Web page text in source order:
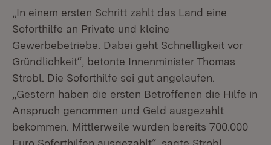
„In einem ersten Schritt zahlt das Land eine
Soforthilfe an Private und kleine
Gewerbebetriebe. Dabei geht Schnelligkeit vor
Gründlichkeit“, betonte Innenminister Thomas
Strobl. Die Soforthilfe sei gut angelaufen.
„Gestern haben die ersten Betroffenen die Hilfe in
Anspruch genommen und Geld ausgezahlt
bekommen. Mittlerweile wurden bereits 700.000